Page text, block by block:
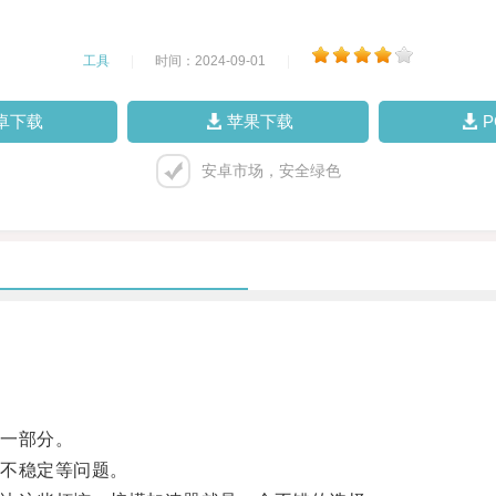
工具 时间：2024-09-01
下载 苹果下载
安卓市场，安全绿色
部分。
定等问题。